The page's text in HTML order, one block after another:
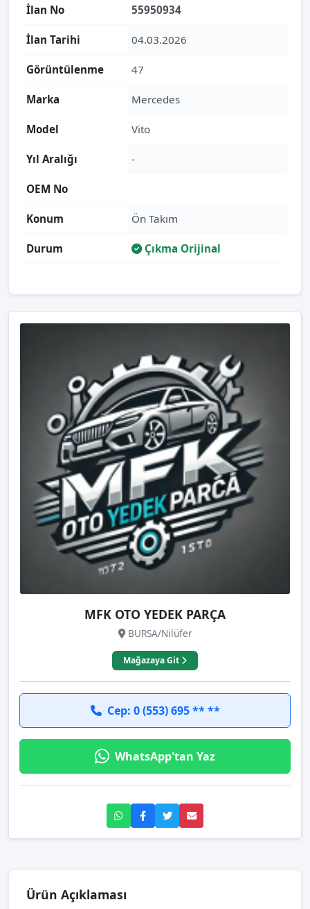
İlan No 55950934
İlan Tarihi 04.03.2026
Görüntülenme 47
Marka Mercedes
Model Vito
Yıl Aralığı -
OEM No
Konum Ön Takım
Durum Çıkma Orijinal
MFK OTO YEDEK PARÇA
BURSA/Nilüfer
Mağazaya Git
Cep: 0 (553) 695 ** **
WhatsApp'tan Yaz
Ürün Açıklaması